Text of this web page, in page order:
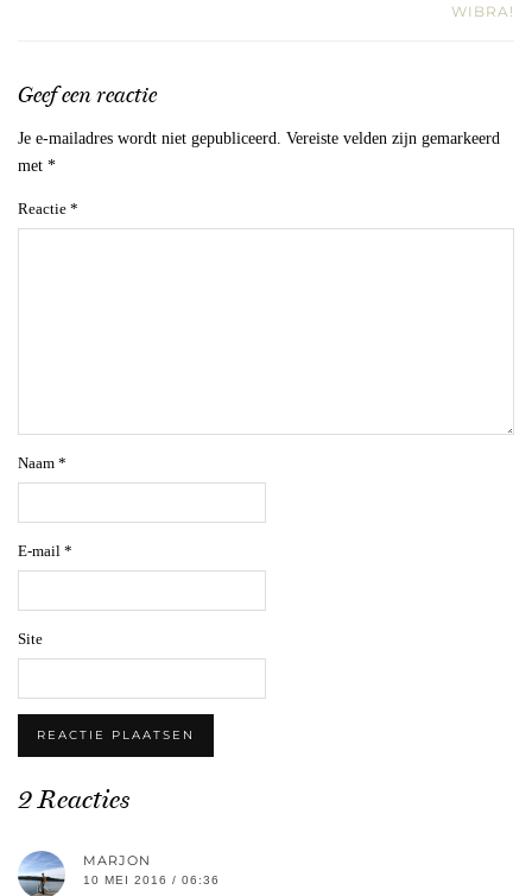
WIBRA!
Geef een reactie
Je e-mailadres wordt niet gepubliceerd. Vereiste velden zijn gemarkeerd
met *
Reactie *
Naam *
E-mail *
Site
2 Reacties
MARJON
10 MEI 2016 / 06:36